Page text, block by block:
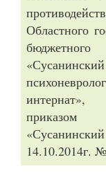
Областного
«Сусанинский
интернат»,
14.10.2014г.